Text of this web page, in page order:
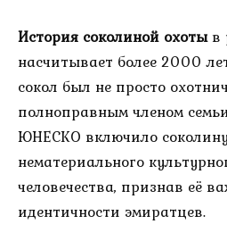
История соколиной охотыв
насчитывает более 2000
сокол был не просто
полноправным членом
ЮНЕСКО включило
нематериального
человечества, признав её
идентичности эмиратцев.